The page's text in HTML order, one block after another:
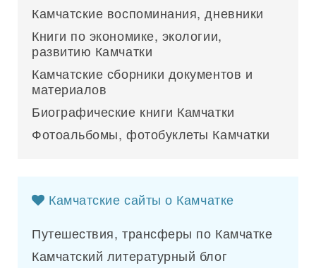
Камчатские воспоминания, дневники
Книги по экономике, экологии,
развитию Камчатки
Камчатские сборники документов и
материалов
Биографические книги Камчатки
Фотоальбомы, фотобуклеты Камчатки
Камчатские сайты о Камчатке
Путешествия, трансферы по Камчатке
Камчатский литературный блог